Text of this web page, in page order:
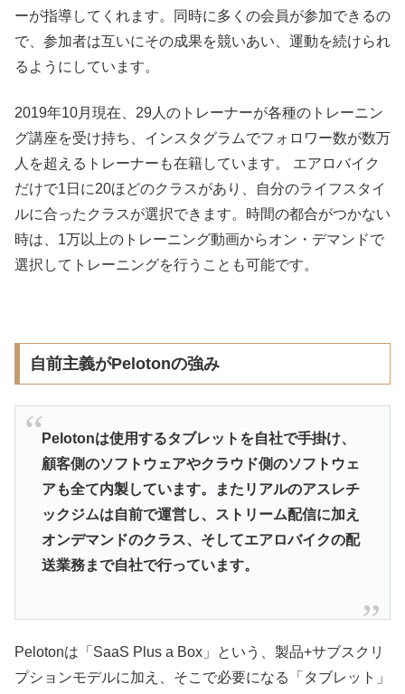
ーが指導してくれます。同時に多くの会員が参加できるの
で、参加者は互いにその成果を競いあい、運動を続けられ
るようにしています。
2019年10月現在、29人のトレーナーが各種のトレーニン
グ講座を受け持ち、インスタグラムでフォロワー数が数万
人を超えるトレーナーも在籍しています。 エアロバイク
だけで1日に20ほどのクラスがあり、自分のライフスタイ
ルに合ったクラスが選択できます。時間の都合がつかない
時は、1万以上のトレーニング動画からオン・デマンドで
選択してトレーニングを行うことも可能です。
自前主義がPelotonの強み
Pelotonは使用するタブレットを自社で手掛け、
顧客側のソフトウェアやクラウド側のソフトウェ
アも全て内製しています。またリアルのアスレチ
ックジムは自前で運営し、ストリーム配信に加え
オンデマンドのクラス、そしてエアロバイクの配
送業務まで自社で行っています。
Pelotonは「SaaS Plus a Box」という、製品+サブスクリ
プションモデルに加え、そこで必要になる「タブレット」